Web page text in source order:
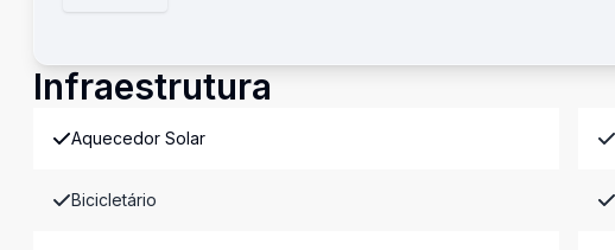
Infraestrutura
Aquecedor Solar
Bicicletário